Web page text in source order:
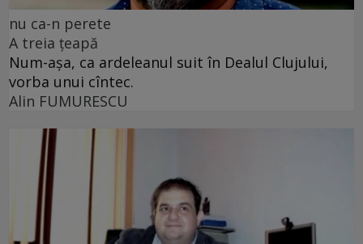
nu ca-n perete
A treia țeapă
Num-așa, ca ardeleanul suit în Dealul Clujului,
vorba unui cîntec.
Alin FUMURESCU